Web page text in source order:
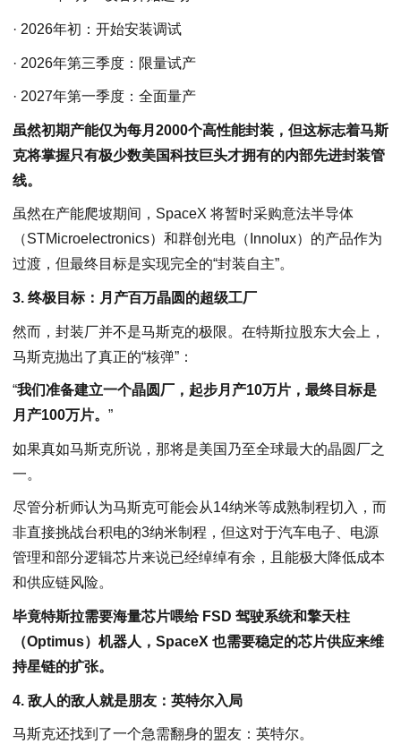
· 2026年初：开始安装调试
· 2026年第三季度：限量试产
· 2027年第一季度：全面量产
虽然初期产能仅为每月2000个高性能封装，但这标志着马斯
克将掌握只有极少数美国科技巨头才拥有的内部先进封装管
线。
虽然在产能爬坡期间，SpaceX 将暂时采购意法半导体
（STMicroelectronics）和群创光电（Innolux）的产品作为
过渡，但最终目标是实现完全的“封装自主”。
3. 终极目标：月产百万晶圆的超级工厂
然而，封装厂并不是马斯克的极限。在特斯拉股东大会上，
马斯克抛出了真正的“核弹”：
“我们准备建立一个晶圆厂，起步月产10万片，最终目标是
月产100万片。 ”
如果真如马斯克所说，那将是美国乃至全球最大的晶圆厂之
一。
尽管分析师认为马斯克可能会从14纳米等成熟制程切入，而
非直接挑战台积电的3纳米制程，但这对于汽车电子、电源
管理和部分逻辑芯片来说已经绰绰有余，且能极大降低成本
和供应链风险。
毕竟特斯拉需要海量芯片喂给 FSD 驾驶系统和擎天柱
（Optimus）机器人，SpaceX 也需要稳定的芯片供应来维
持星链的扩张。
4. 敌人的敌人就是朋友：英特尔入局
马斯克还找到了一个急需翻身的盟友：英特尔。